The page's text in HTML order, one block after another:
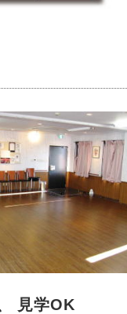
見学OK